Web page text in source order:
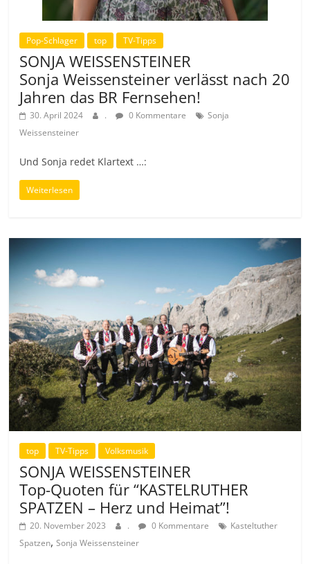
Pop-Schlager top TV-Tipps
SONJA WEISSENSTEINER
Sonja Weissensteiner verlässt nach 20
Jahren das BR Fernsehen!
30. April 2024 . 0 Kommentare
Sonja
Weissensteiner
Und Sonja redet Klartext …:
Weiterlesen
top TV-Tipps Volksmusik
SONJA WEISSENSTEINER
Top-Quoten für “KASTELRUTHER
SPATZEN – Herz und Heimat”!
20. November 2023 . 0 Kommentare
Kasteltuther
Spatzen,Sonja Weissensteiner